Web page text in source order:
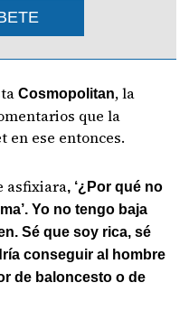
Cosmopolitan, la
que la
en ese entonces.
asfixiara, ‘¿Por qué no
Yo no tengo baja
Sé que soy rica, sé
conseguir al hombre
de baloncesto o de